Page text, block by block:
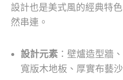
設計也是美式風的經典特
然串連。
設計元素 ：壁爐造型牆
寬版木地板、厚實布藝